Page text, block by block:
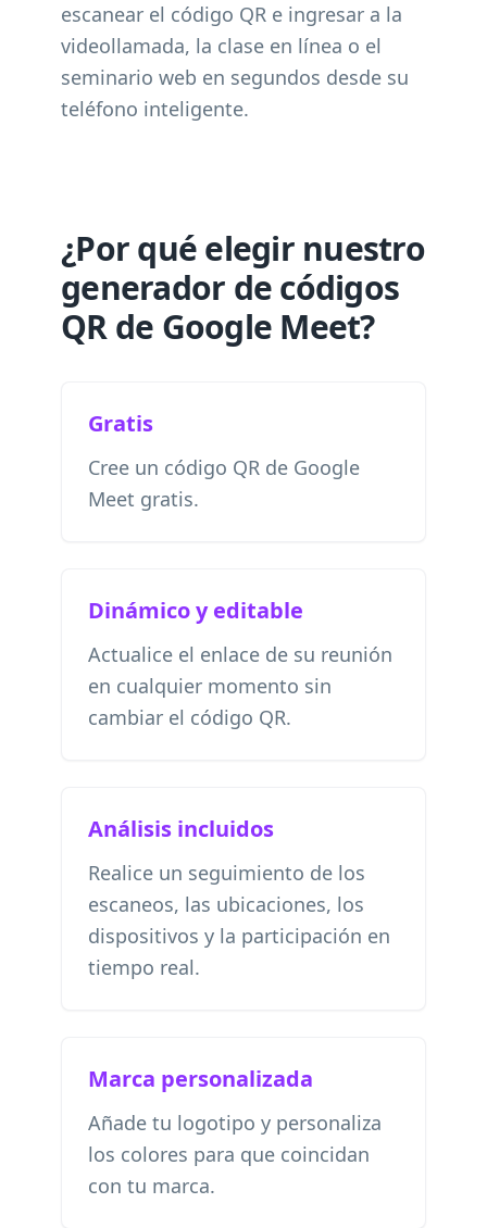
escanear el código QR e ingresar a la
videollamada, la clase en línea o el
seminario web en segundos desde su
teléfono inteligente.
¿Por qué elegir nuestro
generador de códigos
QR de Google Meet?
Gratis
Cree un código QR de Google
Meet gratis.
Dinámico y editable
Actualice el enlace de su reunión
en cualquier momento sin
cambiar el código QR.
Análisis incluidos
Realice un seguimiento de los
escaneos, las ubicaciones, los
dispositivos y la participación en
tiempo real.
Marca personalizada
Añade tu logotipo y personaliza
los colores para que coincidan
con tu marca.